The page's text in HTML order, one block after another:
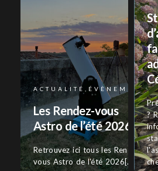
ACTUALITÉ,ÉVÈNEMENT
Les Rendez-vous
Astro de l’été 2026 !
Retrouvez ici tous les Rendez-
vous Astro de l'été 2026[...]
?